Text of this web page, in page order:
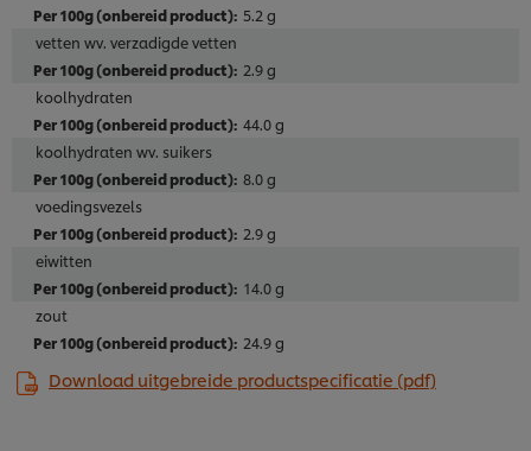
5.2 g
vetten wv. verzadigde vetten
2.9 g
koolhydraten
44.0 g
koolhydraten wv. suikers
8.0 g
voedingsvezels
2.9 g
eiwitten
14.0 g
zout
24.9 g
Download uitgebreide productspecificatie (pdf)
Wij en geselecteerde derde partijen gebruiken cookies